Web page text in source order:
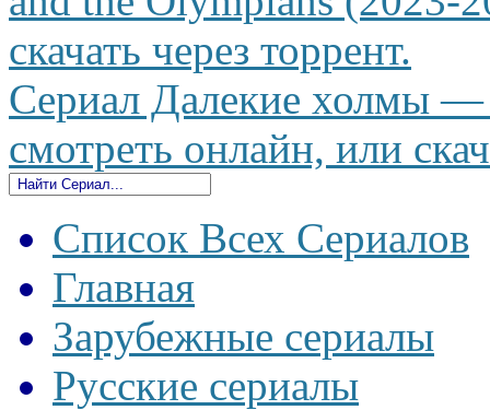
скачать через торрент.
Сериал Далекие холмы —
смотреть онлайн, или
Список Всех Сериалов
Главная
Зарубежные сериалы
Русские сериалы